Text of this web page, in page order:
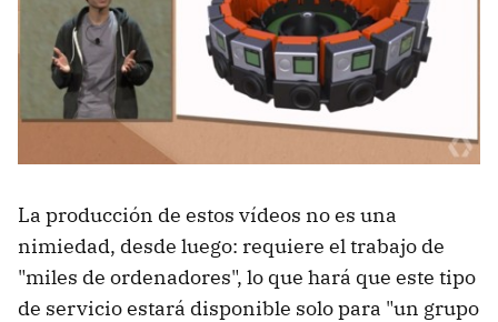
La producción de estos vídeos no es una
nimiedad, desde luego: requiere el trabajo de
"miles de ordenadores", lo que hará que este tipo
de servicio estará disponible solo para "un grupo